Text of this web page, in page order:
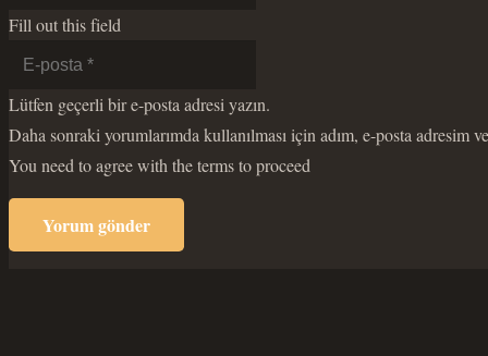
Fill out this field
Lütfen geçerli bir e-posta adresi yazın.
Daha sonraki yorumlarımda kullanılması için adım, e-posta adresim
You need to agree with the terms to proceed
Yorum gönder